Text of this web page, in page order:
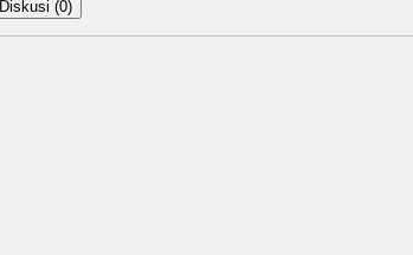
Diskusi (0)